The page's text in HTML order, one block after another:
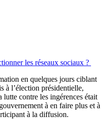
les réseaux sociaux ?
en quelques jours ciblant
à l’élection présidentielle,
lutte contre les ingérences était
à en faire plus et à
à la diffusion.